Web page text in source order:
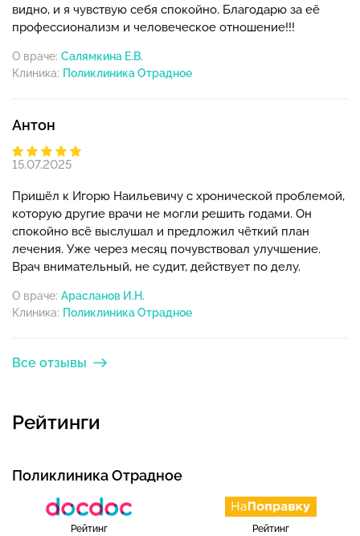
видно, и я чувствую себя спокойно. Благодарю за её
профессионализм и человеческое отношение!!!
О враче: Салямкина Е.В.
Клиника:
Антон
15.07.2025
Пришёл к Игорю Наильевичу с хронической проблемой,
которую другие врачи не могли решить годами. Он
спокойно всё выслушал и предложил чёткий план
лечения. Уже через месяц почувствовал улучшение.
Врач внимательный, не судит, действует по делу.
О враче: Арасланов И.Н.
Клиника:
Все отзывы
Рейтинги
Поликлиника Отрадное
Рейтинг Рейтинг